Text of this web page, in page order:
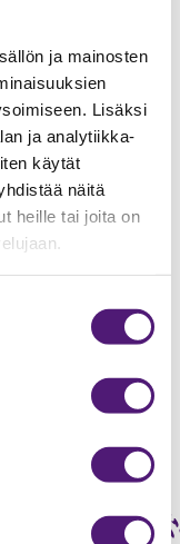
ja mainosten
Lisäksi
ja analytiikka-
käytät
näitä
heille tai joita on